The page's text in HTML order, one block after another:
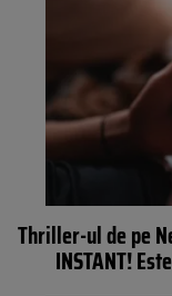
Thriller-ul de pe
INSTANT!